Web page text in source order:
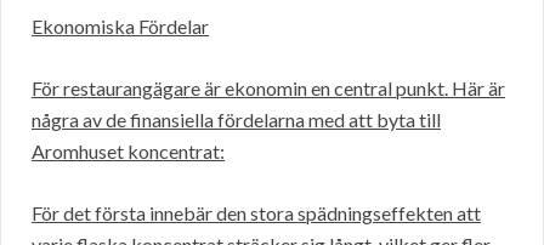
Ekonomiska Fördelar
För restaurangägare är ekonomin en central punkt. Här är
några av de finansiella fördelarna med att byta till
Aromhuset koncentrat:
För det första innebär den stora spädningseffekten att